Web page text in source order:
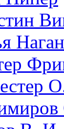
Наган